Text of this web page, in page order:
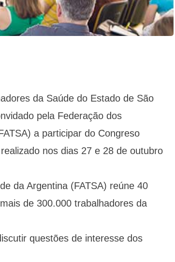
da Saúde do Estado de São
pela Federação dos
a participar do Congreso
nos dias 27 e 28 de outubro
da Argentina (FATSA) reúne 40
de 300.000 trabalhadores da
questões de interesse dos